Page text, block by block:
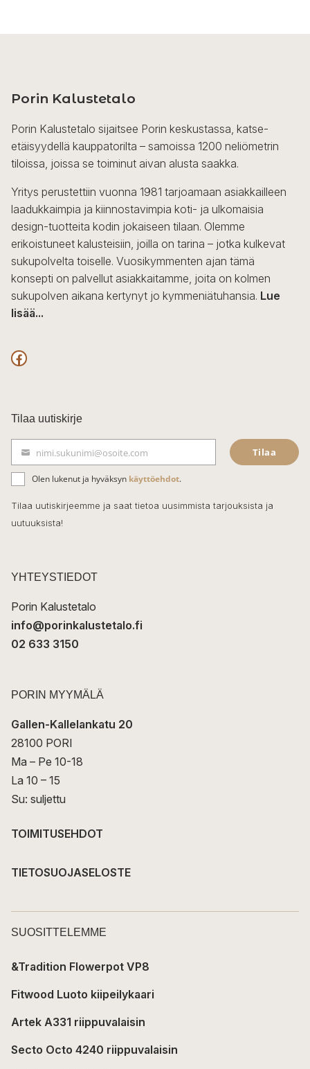
Porin Kalustetalo
Porin Kalustetalo sijaitsee Porin keskustassa, katse-
etäisyydellä kauppatorilta – samoissa 1200 neliömetrin
tiloissa, joissa se toiminut aivan alusta saakka.
Yritys perustettiin vuonna 1981 tarjoamaan asiakkailleen
laadukkaimpia ja kiinnostavimpia koti- ja ulkomaisia
design-tuotteita kodin jokaiseen tilaan. Olemme
erikoistuneet kalusteisiin, joilla on tarina – jotka kulkevat
sukupolvelta toiselle. Vuosikymmenten ajan tämä
konsepti on palvellut asiakkaitamme, joita on kolmen
sukupolven aikana kertynyt jo kymmeniätuhansia. Lue
lisää...
F
c
e
b
o
o
k
Tilaa uutiskirje
ä
h
k
t
nimi.sukunimi@osoite.com Tilaa
Olen lukenut ja hyväksyn käyttöehdot.
Tilaa uutiskirjeemme ja saat tietoa uusimmista tarjouksista ja
uutuuksista!
YHTEYSTIEDOT
Porin Kalustetalo
info@porinkalustetalo.fi
02 633 3150
PORIN MYYMÄLÄ
Gallen-Kallelankatu 20
28100 PORI
Ma – Pe 10-18
La 10 – 15
Su: suljettu
TOIMITUSEHDOT
TIETOSUOJASELOSTE
SUOSITTELEMME
&Tradition Flowerpot VP8
Fitwood Luoto kiipeilykaari
Artek A331 riippuvalaisin
Secto Octo 4240 riippuvalaisin